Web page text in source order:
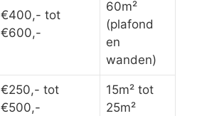
€400,- tot
€600,-
60m²
(plafond
en
wanden)
€250,- tot
€500,-
15m² tot
25m²